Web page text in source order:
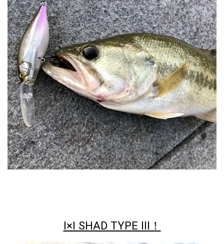
I×I SHAD TYPE III！